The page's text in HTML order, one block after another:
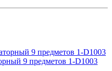
9 предметов 1-D1003